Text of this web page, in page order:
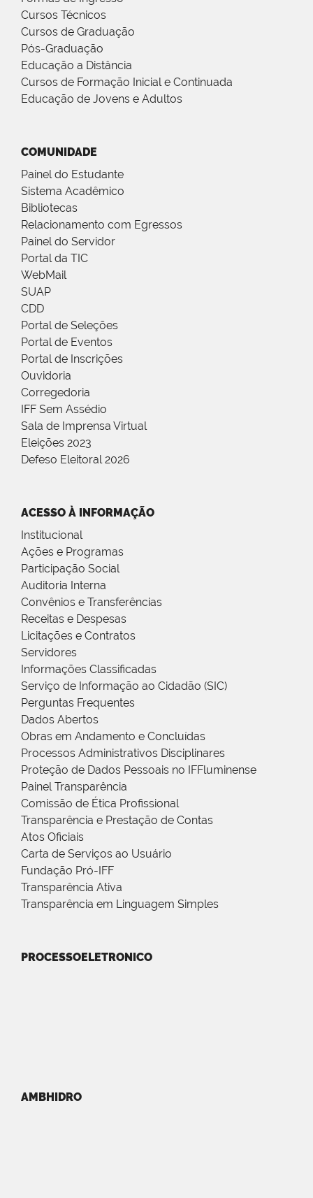
Cursos Técnicos
Cursos de Graduação
Pós-Graduação
Educação a Distância
Cursos de Formação Inicial e Continuada
Educação de Jovens e Adultos
COMUNIDADE
Painel do Estudante
Sistema Acadêmico
Bibliotecas
Relacionamento com Egressos
Painel do Servidor
Portal da TIC
WebMail
SUAP
CDD
Portal de Seleções
Portal de Eventos
Portal de Inscrições
Ouvidoria
Corregedoria
IFF Sem Assédio
Sala de Imprensa Virtual
Eleições 2023
Defeso Eleitoral 2026
ACESSO À INFORMAÇÃO
Institucional
Ações e Programas
Participação Social
Auditoria Interna
Convênios e Transferências
Receitas e Despesas
Licitações e Contratos
Servidores
Informações Classificadas
Serviço de Informação ao Cidadão (SIC)
Perguntas Frequentes
Dados Abertos
Obras em Andamento e Concluídas
Processos Administrativos Disciplinares
Proteção de Dados Pessoais no IFFluminense
Painel Transparência
Comissão de Ética Profissional
Transparência e Prestação de Contas
Atos Oficiais
Carta de Serviços ao Usuário
Fundação Pró-IFF
Transparência Ativa
Transparência em Linguagem Simples
PROCESSOELETRONICO
AMBHIDRO